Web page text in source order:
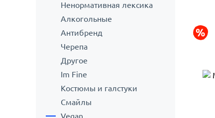
Ненормативная лексика
Алкогольные
Антибренд
Черепа
Другое
Im Fine
Костюмы и галстуки
Смайлы
Vegan